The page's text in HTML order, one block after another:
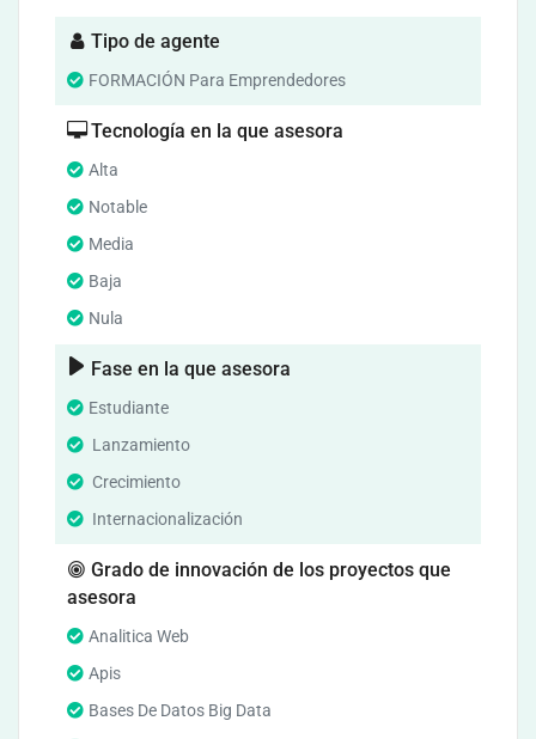
Tipo de agente
FORMACIÓN Para Emprendedores
Tecnología en la que asesora
Alta
Notable
Media
Baja
Nula
Fase en la que asesora
Estudiante
Lanzamiento
Crecimiento
Internacionalización
Grado de innovación de los proyectos que
asesora
Analitica Web
Apis
Bases De Datos Big Data